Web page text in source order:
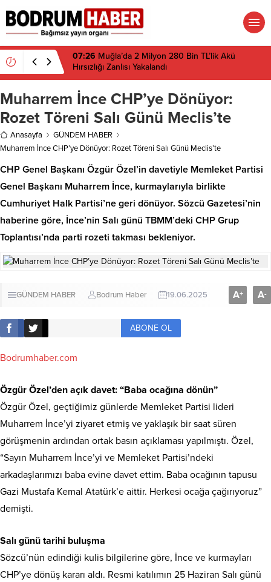
07:26 Muğla’da 2 Milyon 280 Bin TL’lik Akü
Hırsızlığı Zanlısı Yakalandı
Muharrem İnce CHP’ye Dönüyor:
Rozet Töreni Salı Günü Meclis’te
Anasayfa
GÜNDEM HABER
Muharrem İnce CHP’ye Dönüyor: Rozet Töreni Salı Günü Meclis’te
CHP Genel Başkanı Özgür Özel’in davetiyle Memleket Partisi
Genel Başkanı Muharrem İnce, kurmaylarıyla birlikte
Cumhuriyet Halk Partisi’ne geri dönüyor. Sözcü Gazetesi’nin
haberine göre, İnce’nin Salı günü TBMM’deki CHP Grup
Toplantısı’nda parti rozeti takması bekleniyor.
GÜNDEM HABER Bodrum Haber 19.06.2025 A+ A-
ABONE OL
Bodrumhaber.com
Özgür Özel’den açık davet: “Baba ocağına dönün”
Özgür Özel, geçtiğimiz günlerde Memleket Partisi lideri
Muharrem İnce’yi ziyaret etmiş ve yaklaşık bir saat süren
görüşmenin ardından ortak basın açıklaması yapılmıştı. Özel,
“Sayın Muharrem İnce’yi ve Memleket Partisi’ndeki
arkadaşlarımızı baba evine davet ettim. Baba ocağının tapusu
Gazi Mustafa Kemal Atatürk’e aittir. Herkesi ocağa çağırıyoruz”
demişti.
Salı günü tarihi buluşma
Sözcü’nün edindiği kulis bilgilerine göre, İnce ve kurmayları
CHP’ye dönüş kararı aldı. Resmi katılımın 25 Haziran Salı günü